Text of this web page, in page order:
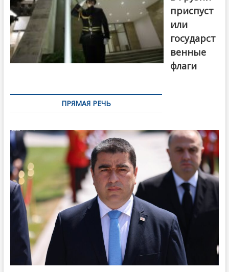
приспуст
или
государст
венные
флаги
ПРЯМАЯ РЕЧЬ